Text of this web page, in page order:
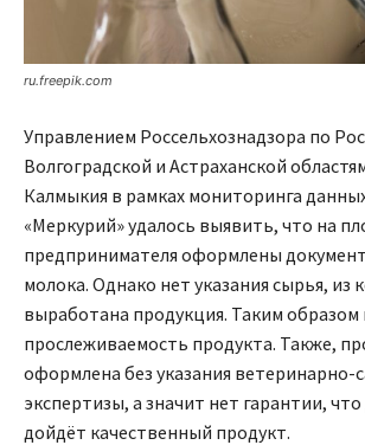
ru.freepik.com
Управлением Россельхознадзора по
Волгоградской и Астраханской
Калмыкия в рамках мониторинга
«Меркурий» удалось выявить, что на
предпринимателя оформлены
молока. Однако нет указания сырья, из
выработана продукция. Таким образом
прослеживаемость продукта. Также,
оформлена без указания ветеринарно-
экспертизы, а значит нет гарантии,
дойдёт качественный продукт.